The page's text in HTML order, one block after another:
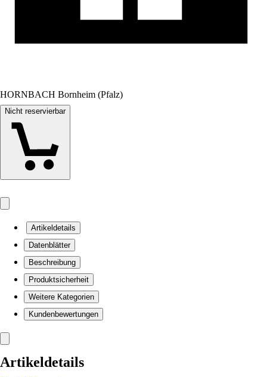
HORNBACH Bornheim (Pfalz)
Nicht reservierbar
Artikeldetails
Datenblätter
Beschreibung
Produktsicherheit
Weitere Kategorien
Kundenbewertungen
Artikeldetails